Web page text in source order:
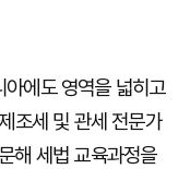
에도 영역을 넓히고
조세 및 관세 전문가
해 세법 교육과정을